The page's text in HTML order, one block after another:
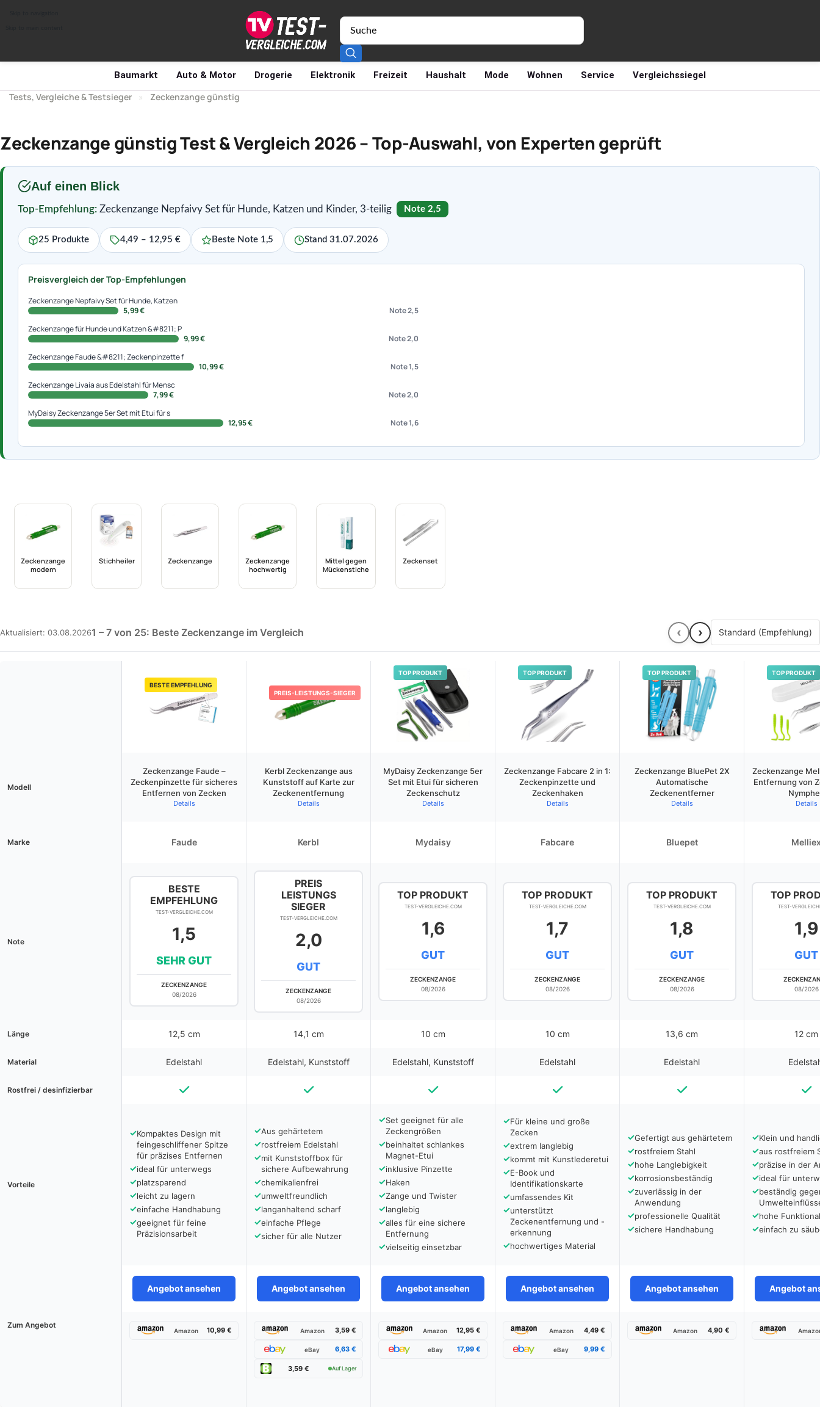
Baumarkt Auto & Motor Drogerie Elektronik Freizeit Haushalt Mode Wohnen Service Vergleichssiegel
Tests, Vergleiche & Testsieger » Zeckenzange günstig
Zeckenzange günstig Test & Vergleich 2026 – Top-Auswahl, von Experten geprüft
Auf einen Blick
Top-Empfehlung: Zeckenzange Nepfaivy Set für Hunde, Katzen und Kinder, 3-teilig Note 2,5
25 Produkte 4,49 – 12,95 € Beste Note 1,5 Stand 31.07.2026
Preisvergleich der Top-Empfehlungen
Zeckenzange Nepfaivy Set für Hunde, Katzen
5,99 €
Note 2,5
Zeckenzange für Hunde und Katzen &#8211; P
9,99 €
Note 2,0
Zeckenzange Faude &#8211; Zeckenpinzette f
10,99 €
Note 1,5
Zeckenzange Livaia aus Edelstahl für Mensc
7,99 €
Note 2,0
MyDaisy Zeckenzange 5er Set mit Etui für s
12,95 €
Note 1,6
Zeckenzange
modern
Stichheiler Zeckenzange
Zeckenzange
hochwertig
Mittel gegen
Mückenstiche
Zeckenset
Aktualisiert: 03.08.20261 – 7 von 25: Beste Zeckenzange im Vergleich ‹ ›
BESTE EMPFEHLUNG
PREIS-LEISTUNGS-SIEGER
TOP PRODUKT TOP PRODUKT TOP PRODUKT TOP PRODUKT
Modell
Zeckenzange Faude –
Zeckenpinzette für sicheres
Entfernen von Zecken
Details
Kerbl Zeckenzange aus
Kunststoff auf Karte zur
Zeckenentfernung
Details
MyDaisy Zeckenzange 5er
Set mit Etui für sicheren
Zeckenschutz
Details
Zeckenzange Fabcare 2 in 1:
Zeckenpinzette und
Zeckenhaken
Details
Zeckenzange BluePet 2X
Automatische
Zeckenentferner
Details
Zeckenzange
Entfernung von
Details
Marke Faude Kerbl Mydaisy Fabcare Bluepet
Note
BESTE
EMPFEHLUNG
TEST-VERGLEICHE.COM
1,5
SEHR GUT
ZECKENZANGE
08/2026
PREIS
LEISTUNGS
SIEGER
TEST-VERGLEICHE.COM
2,0
GUT
ZECKENZANGE
08/2026
TOP PRODUKT
TEST-VERGLEICHE.COM
1,6
GUT
ZECKENZANGE
08/2026
TOP PRODUKT
TEST-VERGLEICHE.COM
1,7
GUT
ZECKENZANGE
08/2026
TOP PRODUKT
TEST-VERGLEICHE.COM
1,8
GUT
ZECKENZANGE
08/2026
TOP
TEST-
1,9
GUT
08/2026
Länge 12,5 cm 14,1 cm 10 cm 10 cm 13,6 cm 12 cm
Material Edelstahl Edelstahl, Kunststoff Edelstahl, Kunststoff Edelstahl Edelstahl
Rostfrei / desinfizierbar
Vorteile
✓Kompaktes Design mit
feingeschliffener Spitze
für präzises Entfernen
✓ideal für unterwegs
✓platzsparend
✓leicht zu lagern
✓einfache Handhabung
✓geeignet für feine
Präzisionsarbeit
✓Aus gehärtetem
✓rostfreiem Edelstahl
✓mit Kunststoffbox für
sichere Aufbewahrung
✓chemikalienfrei
✓umweltfreundlich
✓langanhaltend scharf
✓einfache Pflege
✓sicher für alle Nutzer
✓Set geeignet für alle
Zeckengrößen
✓beinhaltet schlankes
Magnet-Etui
✓inklusive Pinzette
✓Haken
✓Zange und Twister
✓langlebig
✓alles für eine sichere
Entfernung
✓vielseitig einsetzbar
✓Für kleine und große
Zecken
✓extrem langlebig
✓kommt mit Kunstlederetui
✓E-Book und
Identifikationskarte
✓umfassendes Kit
✓unterstützt
Zeckenentfernung und -
erkennung
✓hochwertiges Material
✓Gefertigt aus gehärtetem
✓rostfreiem Stahl
✓hohe Langlebigkeit
✓korrosionsbeständig
✓zuverlässig in der
Anwendung
✓professionelle Qualität
✓sichere Handhabung
✓Klein und
✓aus rostfreiem
✓präzise in der
✓ideal für
✓beständig
✓hohe
✓einfach zu
Angebot ansehen Angebot ansehen Angebot ansehen Angebot ansehen Angebot ansehen Angebot
Zum Angebot
Amazon 10,99 € Amazon 3,59 €
eBay 6,63 €
3,59 € Auf Lager
Amazon 12,95 €
eBay 17,99 €
Amazon 4,49 €
eBay 9,99 €
Amazon 4,90 €